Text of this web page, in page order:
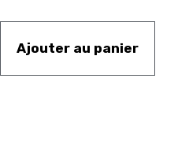
Ajouter au panier